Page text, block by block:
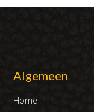
Algemeen
Home